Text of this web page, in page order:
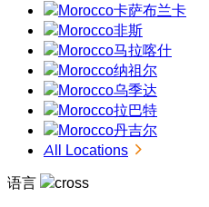
卡萨布兰卡
非斯
马拉喀什
纳祖尔
乌季达
拉巴特
丹吉尔
All Locations
语言